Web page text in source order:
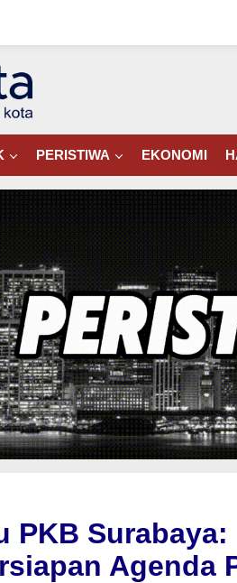
PERISTIWA EKONOMI
PKB Surabaya:
Agenda